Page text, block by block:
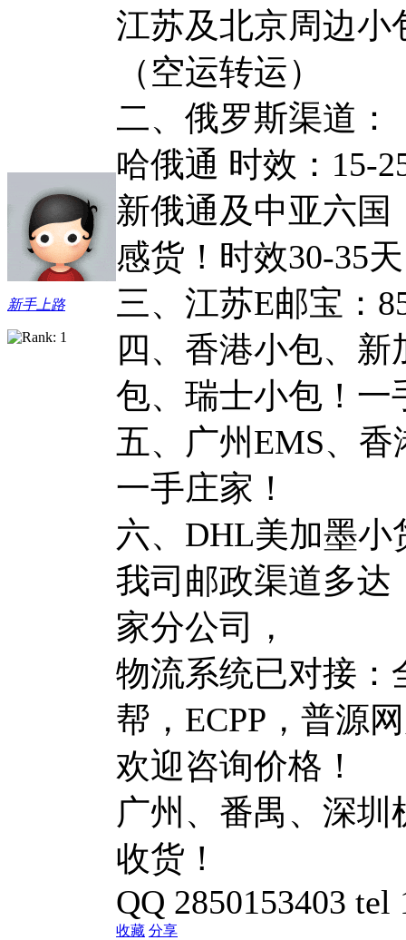
新手上路
江苏及北京周边小
（空运转运）
二、俄罗斯渠道：
哈俄通 时效：15-
新俄通及中亚六
感货！时效30-35天
三、江苏E邮宝：
四、香港小包、
包、瑞士小包！一
五、广州EMS、
一手庄家！
六、DHL美加墨
我司邮政渠道多达
家分公司，
物流系统已对接：
帮，ECPP，普源
欢迎咨询价格！
广州、番禺、深
收货！
QQ 2850153403 tel
收藏 分享